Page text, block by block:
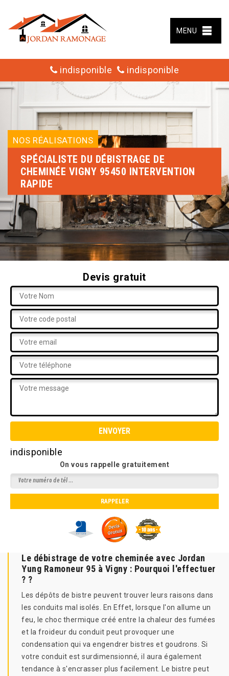
MENU
indisponible indisponible
NOS RÉALISATIONS
SPÉCIALISTE DU DÉBISTRAGE DE
CHEMINÉE VIGNY 95450 INTERVENTION
RAPIDE
Devis gratuit
indisponible
On vous rappelle gratuitement
Le débistrage de votre cheminée avec Jordan
Yung Ramoneur 95 à Vigny : Pourquoi l'effectuer
? ?
Les dépôts de bistre peuvent trouver leurs raisons dans
les conduits mal isolés. En Effet, lorsque l'on allume un
feu, le choc thermique créé entre la chaleur des fumées
et la froideur du conduit peut provoquer une
condensation qui va engendrer bistres et goudrons. Si
votre conduit est surdimensionné, il aura également
tendance à s'encrasser plus facilement. Le bistre peut